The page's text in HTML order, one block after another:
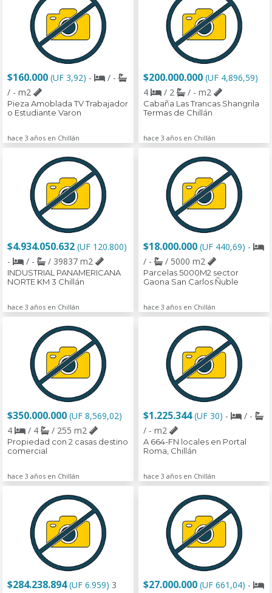
$160.000 (UF 3,92) -
/ -
/ - m2
Pieza Amoblada TV Trabajador
o Estudiante Varon
hace 3 años en Chillán
$200.000.000 (UF 4,896,59)
4
/ 2 / - m2
Cabaña Las Trancas Shangrila
Termas de Chillán
hace 3 años en Chillán
$4.934.050.632 (UF 120.800)
-
/ - / 39837 m2
INDUSTRIAL PANAMERICANA
NORTE KM 3 Chillán
hace 3 años en Chillán
$18.000.000 (UF 440,69) -
/ -
/ 5000 m2
Parcelas 5000M2 sector
Gaona San Carlos Ñuble
hace 3 años en Chillán
$350.000.000 (UF 8,569,02)
4
/ 4 / 255 m2
Propiedad con 2 casas destino
comercial
hace 3 años en Chillán
$1.225.344(UF 30) -
/ -
/ - m2
A 664-FN locales en Portal
Roma, Chillán
hace 3 años en Chillán
$284.238.894(UF 6.959) 3
$27.000.000 (UF 661,04) -